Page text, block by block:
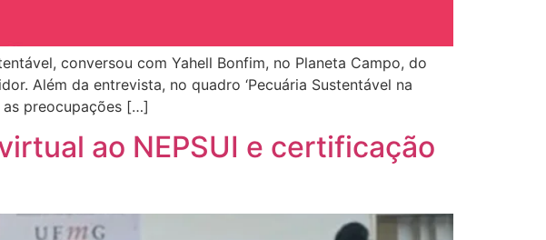
conversou com Yahell Bonfim, no Planeta Campo, do
Além da entrevista, no quadro ‘Pecuária Sustentável na
as preocupações […]
ao NEPSUI e certificação